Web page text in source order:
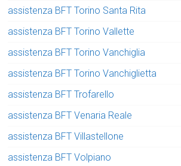
assistenza BFT Torino Santa Rita
assistenza BFT Torino Vallette
assistenza BFT Torino Vanchiglia
assistenza BFT Torino Vanchiglietta
assistenza BFT Trofarello
assistenza BFT Venaria Reale
assistenza BFT Villastellone
assistenza BFT Volpiano